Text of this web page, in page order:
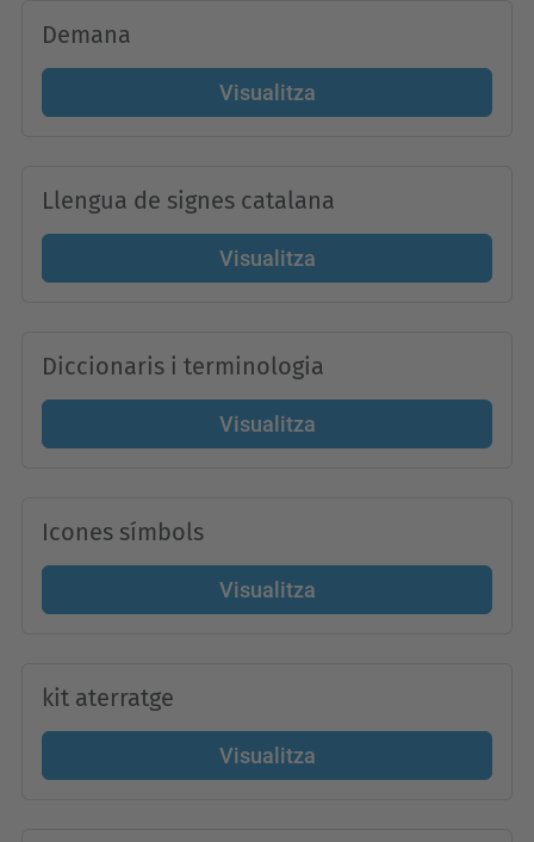
Demana
Visualitza
Llengua de signes catalana
Visualitza
Diccionaris i terminologia
Visualitza
Icones símbols
Visualitza
kit aterratge
Visualitza